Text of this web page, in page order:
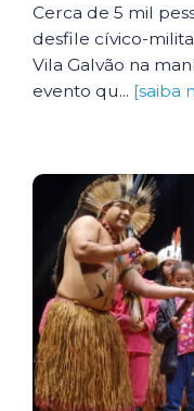
Cerca de 5 mil
desfile cívico-
Vila Galvão na
evento qu... [saiba